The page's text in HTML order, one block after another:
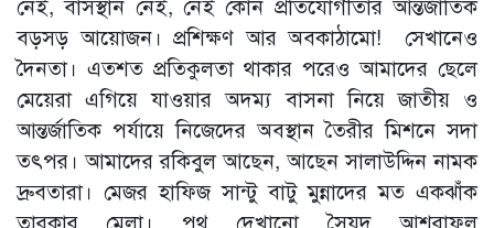
বড়সড় আয়োজন। প্রশিক্ষণ আর অবকাঠামো! সেখানেও
দৈনতা। এতশত প্রতিকুলতা থাকার পরেও আমাদের ছেলে
মেয়েরা এগিয়ে যাওয়ার অদম্য বাসনা নিয়ে জাতীয় ও
আন্তর্জাতিক পর্যায়ে নিজেদের অবস্থান তৈরীর মিশনে সদা
তৎপর। আমাদের রকিবুল আছেন, আছেন সালাউদ্দিন নামক
দ্রুবতারা। মেজর হাফিজ সান্টু বাটু মুন্নাদের মত একঝাঁক
তারকার মেলা। পথ দেখানো সৈয়দ আশরাফুল